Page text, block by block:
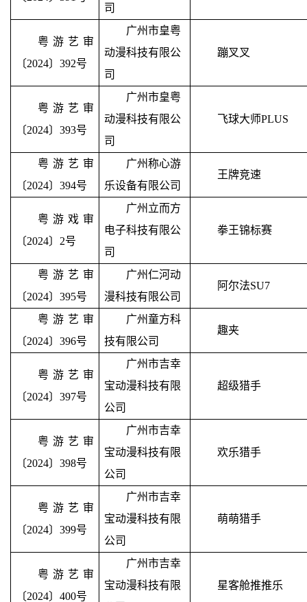
司
粤游艺审
〔2024〕392号
广州市皇粤
动漫科技有限公
司
蹦叉叉
粤游艺审
〔2024〕393号
广州市皇粤
动漫科技有限公
司
飞球大师PLUS
粤游艺审
〔2024〕394号
广州称心游
乐设备有限公司
王牌竞速
粤游戏审
〔2024〕2号
广州立而方
电子科技有限公
司
拳王锦标赛
粤游艺审
〔2024〕395号
广州仁河动
漫科技有限公司
阿尔法SU7
粤游艺审
〔2024〕396号
广州童方科
技有限公司
趣夹
粤游艺审
〔2024〕397号
广州市吉幸
宝动漫科技有限
公司
超级猎手
粤游艺审
〔2024〕398号
广州市吉幸
宝动漫科技有限
公司
欢乐猎手
粤游艺审
〔2024〕399号
广州市吉幸
宝动漫科技有限
公司
萌萌猎手
粤游艺审
〔2024〕400号
广州市吉幸
宝动漫科技有限
星客舱推推乐